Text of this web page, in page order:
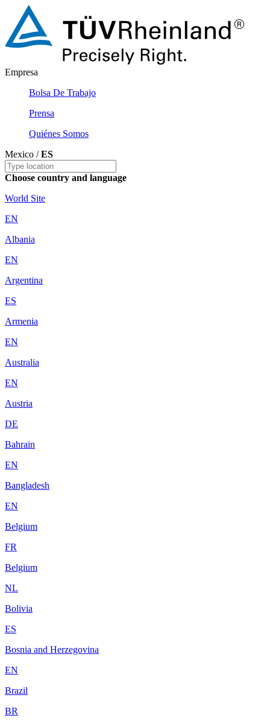
Empresa
Bolsa De Trabajo
Prensa
Quiénes Somos
Mexico /ES
Choose country and language
World Site
EN
Albania
EN
Argentina
ES
Armenia
EN
Australia
EN
Austria
DE
Bahrain
EN
Bangladesh
EN
Belgium
FR
Belgium
NL
Bolivia
ES
Bosnia and Herzegovina
EN
Brazil
BR